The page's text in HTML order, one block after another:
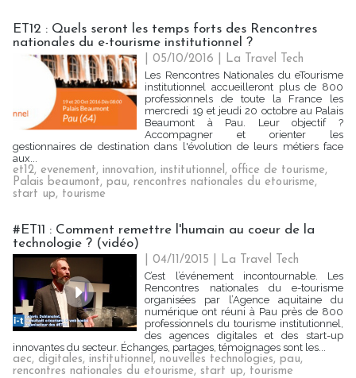
ET12 : Quels seront les temps forts des Rencontres
nationales du e-tourisme institutionnel ?
| 05/10/2016
La Travel Tech
Les Rencontres Nationales du eTourisme
institutionnel accueilleront plus de 800
professionnels de toute la France les
mercredi 19 et jeudi 20 octobre au Palais
Beaumont à Pau. Leur objectif ?
Accompagner et orienter les
gestionnaires de destination dans l'évolution de leurs métiers face
aux...
et12, evenement, innovation, institutionnel, office de tourisme,
Palais beaumont, pau, rencontres nationales du etourisme,
start up, tourisme
#ET11 : Comment remettre l'humain au coeur de la
technologie ? (vidéo)
| 04/11/2015
La Travel Tech
C’est l’événement incontournable. Les
Rencontres nationales du e-tourisme
organisées par l’Agence aquitaine du
numérique ont réuni à Pau près de 800
professionnels du tourisme institutionnel,
des agences digitales et des start-up
innovantes du secteur. Échanges, partages, témoignages sont les...
aec, digitales, institutionnel, nouvelles technologies, pau,
rencontres nationales du etourisme, start up, tourisme